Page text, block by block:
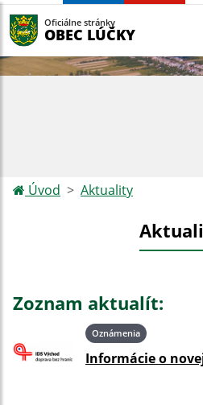
Oficiálne stránky
OBEC LÚČKY
Úvod Aktuality
Zoznam aktualít:
Oznámenia
Informácie o